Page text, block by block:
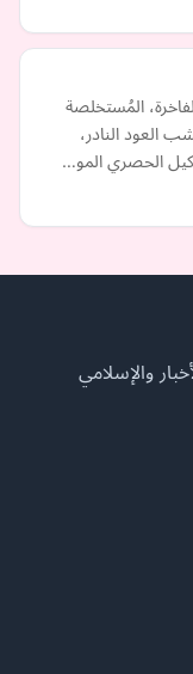
المُستخلصة
العود النادر،
الحصري المو…
والإسلامي